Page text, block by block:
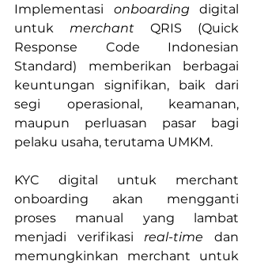
Implementasi onboarding digital
untuk merchant QRIS (Quick
Response Code Indonesian
Standard) memberikan berbagai
keuntungan signifikan, baik dari
segi operasional, keamanan,
maupun perluasan pasar bagi
pelaku usaha, terutama UMKM.
KYC digital untuk merchant
onboarding akan mengganti
proses manual yang lambat
menjadi verifikasi real-time dan
memungkinkan merchant untuk